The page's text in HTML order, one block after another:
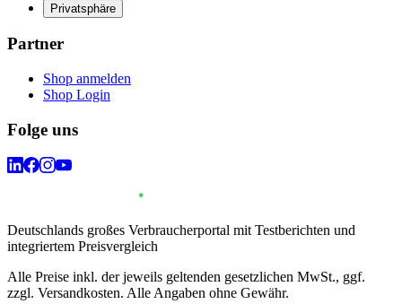
Privatsphäre
Partner
Shop anmelden
Shop Login
Folge uns
Deutschlands großes Verbraucherportal mit Testberichten und
integriertem Preisvergleich
Alle Preise inkl. der jeweils geltenden gesetzlichen MwSt., ggf.
zzgl. Versandkosten. Alle Angaben ohne Gewähr.